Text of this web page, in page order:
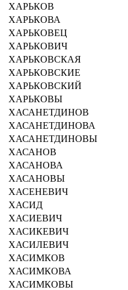
ХАРЬКОВ
ХАРЬКОВА
ХАРЬКОВЕЦ
ХАРЬКОВИЧ
ХАРЬКОВСКАЯ
ХАРЬКОВСКИЕ
ХАРЬКОВСКИЙ
ХАРЬКОВЫ
ХАСАНЕТДИНОВ
ХАСАНЕТДИНОВА
ХАСАНЕТДИНОВЫ
ХАСАНОВ
ХАСАНОВА
ХАСАНОВЫ
ХАСЕНЕВИЧ
ХАСИД
ХАСИЕВИЧ
ХАСИКЕВИЧ
ХАСИЛЕВИЧ
ХАСИМКОВ
ХАСИМКОВА
ХАСИМКОВЫ